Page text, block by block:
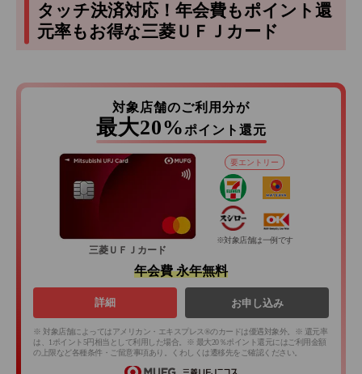
タッチ決済対応！年会費もポイント還
元率もお得な三菱ＵＦＪカード
対象店舗のご利用分が
最大20% ポイント還元
三菱ＵＦＪカード
要エントリー
※対象店舗は一例です
年会費 永年無料
詳細 お申し込み
※ 対象店舗によってはアメリカン・エキスプレス®のカードは優遇対象外。※ 還元率
は、1ポイント5円相当として利用した場合。※ 最大20％ポイント還元にはご利用金額
の上限など各種条件・ご留意事項あり。くわしくは遷移先をご確認ください。